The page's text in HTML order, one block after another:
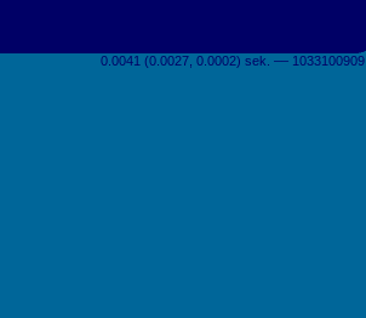
0.0041 (0.0027, 0.0002) sek. –– 1033100909